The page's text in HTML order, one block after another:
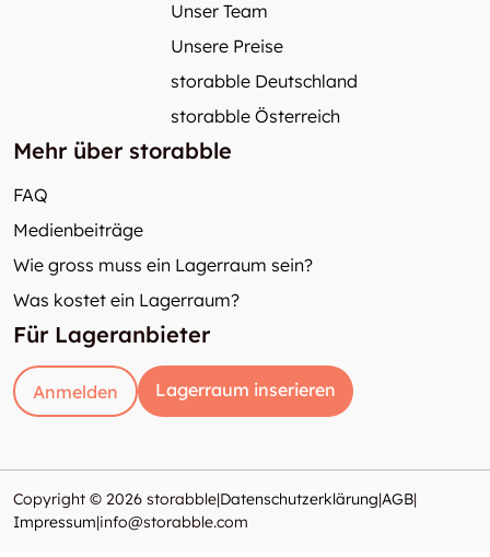
Unser Team
Unsere Preise
storabble Deutschland
storabble Österreich
Mehr über storabble
FAQ
Medienbeiträge
Wie gross muss ein Lagerraum sein?
Was kostet ein Lagerraum?
Für Lageranbieter
Anmelden Lagerraum inserieren
Copyright © 2026 storabble|Datenschutzerklärung|AGB|
Impressum|info@storabble.com